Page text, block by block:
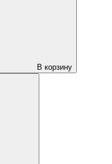
В корзину